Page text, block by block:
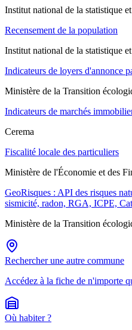
Institut national de la statistique
Recensement de la population
Institut national de la statistique
Indicateurs de loyers d'annonce
Ministère de la Transition
Indicateurs de marchés
Cerema
Fiscalité locale des particuliers
Ministère de l'Économie et des
GeoRisques : API des risques
sismicité, radon, RGA, ICPE,
Ministère de la Transition
Rechercher une autre commune
Accédez à la fiche de n'importe
Où habiter ?